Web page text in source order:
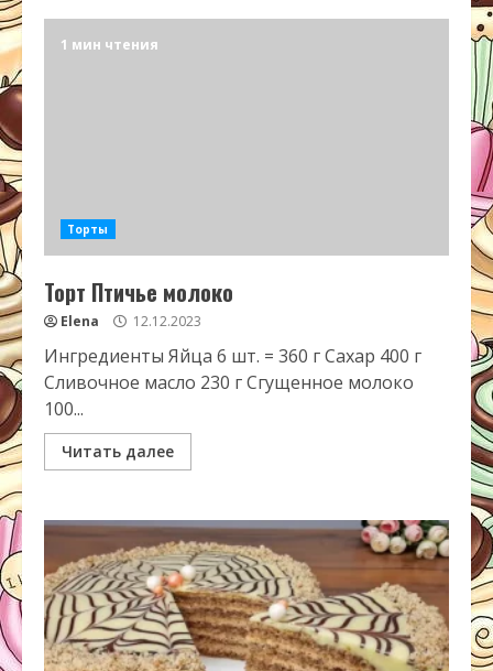
1 мин чтения
Торты
Торт Птичье молоко
Elena 12.12.2023
Ингредиенты Яйца 6 шт. = 360 г Сахар 400 г
Сливочное масло 230 г Сгущенное молоко
100...
Читать далее